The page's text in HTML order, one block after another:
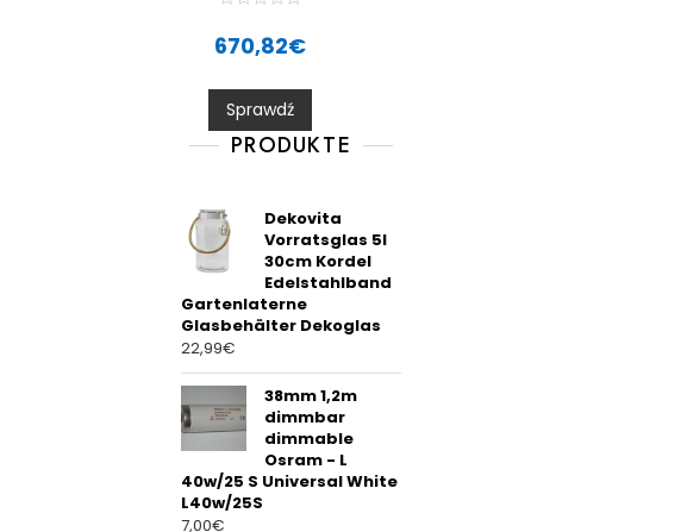
a
t
0
o
u
t
670,82€
Sprawdź
PRODUKTE
Dekovita
Vorratsglas 5l
30cm Kordel
Edelstahlband
Gartenlaterne
Glasbehälter Dekoglas
22,99€
38mm 1,2m
dimmbar
dimmable
Osram - L
40w/25 S Universal White
L40w/25S
7,00€